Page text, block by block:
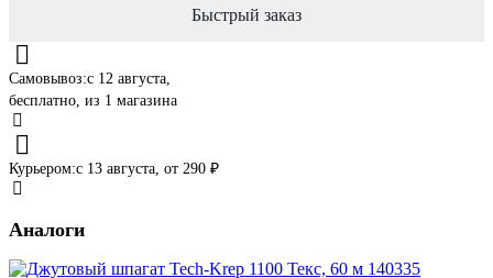
Быстрый заказ
Самовывоз:c 12 августа,
бесплатно, из 1 магазина
Курьером:c 13 августа, от 290 ₽
Аналоги